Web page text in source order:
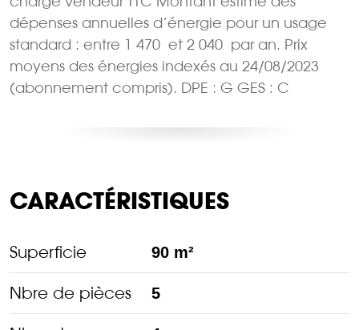
dépenses annuelles d’énergie pour un usage
standard : entre 1 470  et 2 040  par an. Prix
moyens des énergies indexés au 24/08/2023
(abonnement compris). DPE : G GES : C
CARACTÉRISTIQUES
Superficie 90 m²
Nbre de pièces 5